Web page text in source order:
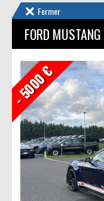
Fermer
FORD MUSTANG
- 5000 €